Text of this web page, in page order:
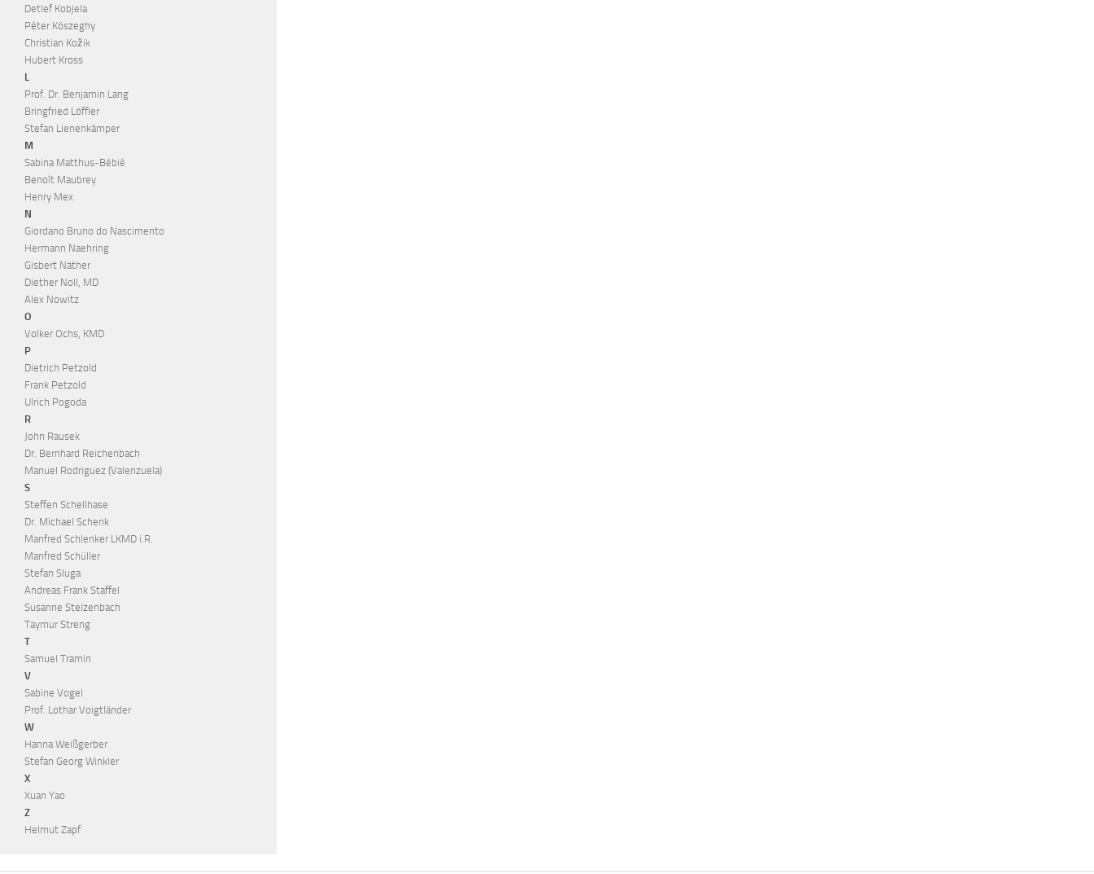
Detlef Kobjela
Péter Köszeghy
Christian Kožik
Hubert Kross
L
Prof. Dr. Benjamin Lang
Bringfried Löffler
Stefan Lienenkämper
M
Sabina Matthus-Bébié
Benoît Maubrey
Henry Mex
N
Giordano Bruno do Nascimento
Hermann Naehring
Gisbert Näther
Diether Noll, MD
Alex Nowitz
O
Volker Ochs, KMD
P
Dietrich Petzold
Frank Petzold
Ulrich Pogoda
R
John Rausek
Dr. Bernhard Reichenbach
Manuel Rodriguez (Valenzuela)
S
Steffen Schellhase
Dr. Michael Schenk
Manfred Schlenker LKMD i.R.
Manfred Schüller
Stefan Sluga
Andreas Frank Staffel
Susanne Stelzenbach
Taymur Streng
T
Samuel Tramin
V
Sabine Vogel
Prof. Lothar Voigtländer
W
Hanna Weißgerber
Stefan Georg Winkler
X
Xuan Yao
Z
Helmut Zapf